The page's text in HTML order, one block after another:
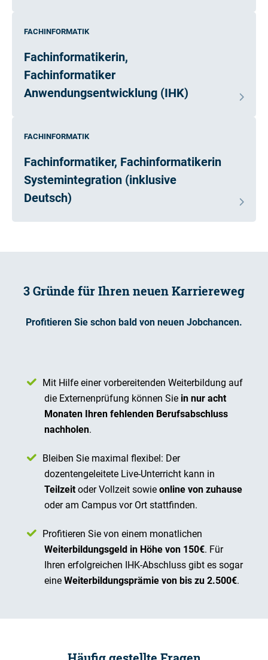
FACHINFORMATIK
Fachinformatikerin,
Fachinformatiker
Anwendungsentwicklung (IHK)
FACHINFORMATIK
Fachinformatiker, Fachinformatikerin
Systemintegration (inklusive
Deutsch)
3 Gründe für Ihren neuen Karriereweg
Profitieren Sie schon bald von neuen Jobchancen.
Mit Hilfe einer vorbereitenden Weiterbildung auf
die Externenprüfung können Sie in nur acht
Monaten Ihren fehlenden Berufsabschluss
nachholen.
Bleiben Sie maximal flexibel: Der
dozentengeleitete Live-Unterricht kann in
Teilzeitoder Vollzeit sowie online von zuhause
oder am Campus vor Ort stattfinden.
Profitieren Sie von einem monatlichen
Weiterbildungsgeld in Höhe von 150€. Für
Ihren erfolgreichen IHK-Abschluss gibt es sogar
eine Weiterbildungsprämie von bis zu 2.500€.